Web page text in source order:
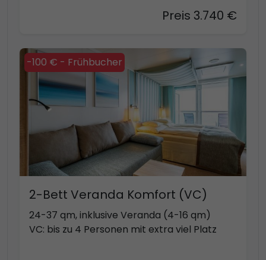
Preis 3.740 €
-100 € - Frühbucher
2-Bett Veranda Komfort (VC)
24-37 qm, inklusive Veranda (4-16 qm)
VC: bis zu 4 Personen mit extra viel Platz